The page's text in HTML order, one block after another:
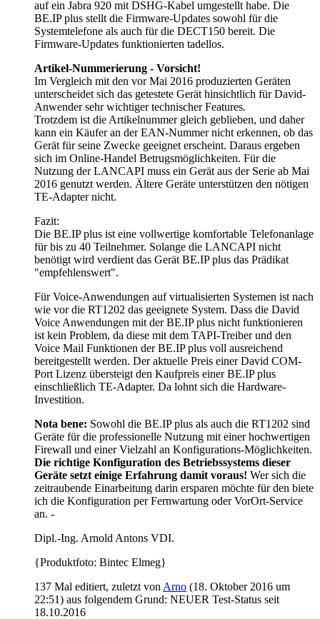
auf ein Jabra 920 mit DSHG-Kabel umgestellt habe. Die
BE.IP plus stellt die Firmware-Updates sowohl für die
Systemtelefone als auch für die DECT150 bereit. Die
Firmware-Updates funktionierten tadellos.
Artikel-Nummerierung - Vorsicht!
Im Vergleich mit den vor Mai 2016 produzierten Geräten
unterscheidet sich das getestete Gerät hinsichtlich für David-
Anwender sehr wichtiger technischer Features.
Trotzdem ist die Artikelnummer gleich geblieben, und daher
kann ein Käufer an der EAN-Nummer nicht erkennen, ob das
Gerät für seine Zwecke geeignet erscheint. Daraus ergeben
sich im Online-Handel Betrugsmöglichkeiten. Für die
Nutzung der LANCAPI muss ein Gerät aus der Serie ab Mai
2016 genutzt werden. Ältere Geräte unterstützen den nötigen
TE-Adapter nicht.
Fazit:
Die BE.IP plus ist eine vollwertige komfortable Telefonanlage
für bis zu 40 Teilnehmer. Solange die LANCAPI nicht
benötigt wird verdient das Gerät BE.IP plus das Prädikat
"empfehlenswert".
Für Voice-Anwendungen auf virtualisierten Systemen ist nach
wie vor die RT1202 das geeignete System. Dass die David
Voice Anwendungen mit der BE.IP plus nicht funktionieren
ist kein Problem, da diese mit dem TAPI-Treiber und den
Voice Mail Funktionen der BE.IP plus voll ausreichend
bereitgestellt werden. Der aktuelle Preis einer David COM-
Port Lizenz übersteigt den Kaufpreis einer BE.IP plus
einschließlich TE-Adapter. Da lohnt sich die Hardware-
Investition.
Nota bene: Sowohl die BE.IP plus als auch die RT1202 sind
Geräte für die professionelle Nutzung mit einer hochwertigen
Firewall und einer Vielzahl an Konfigurations-Möglichkeiten.
Die richtige Konfiguration des Betriebssystems dieser
Geräte setzt einige Erfahrung damit voraus! Wer sich die
zeitraubende Einarbeitung darin ersparen möchte für den biete
ich die Konfiguration per Fernwartung oder VorOrt-Service
an. -
Dipl.-Ing. Arnold Antons VDI.
{Produktfoto: Bintec Elmeg}
137 Mal editiert, zuletzt von Arno (18. Oktober 2016 um
22:51) aus folgendem Grund: NEUER Test-Status seit
18.10.2016